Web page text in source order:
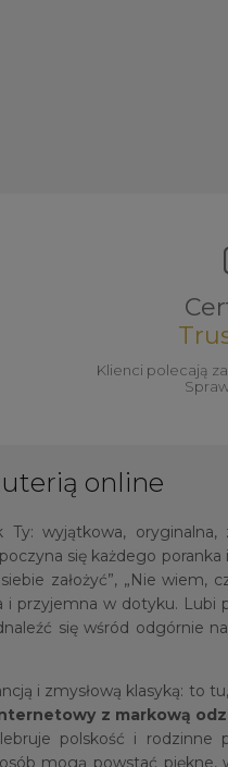
Klienci polecają
online
wyjątkowa,
się każdego poranka
założyć”, „Nie wiem,
i przyjemna w dotyku. Lubi
się wśród odgórnie
i zmysłową klasyką: to
z markową
polskość i rodzinne
mogą powstać piękne,